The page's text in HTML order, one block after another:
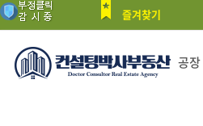
즐겨찾기
공장